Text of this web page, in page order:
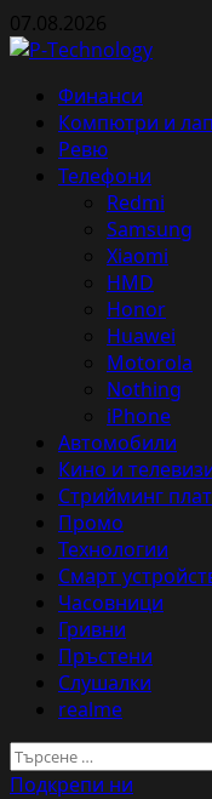
Skip
to
07.08.2026
Primary
Menu
Финанси
Компютри и
Ревю
Телефони
Redmi
Samsung
Xiaomi
HMD
Honor
Huawei
Motorola
Nothing
iPhone
Автомобили
Кино и
Стрийминг
Промо
Технологии
Смарт
Часовници
Гривни
Пръстени
Слушалки
realme
Търсене
за:
Подкрепи ни